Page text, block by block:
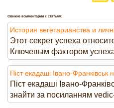
Свежие комментарии к статьям:
История вегетарианства и
Этот секрет успеха
Ключевым фактором
Піст екадаші Івано-Франківськ
Піст екадаші Івано-
знайти за посиланням